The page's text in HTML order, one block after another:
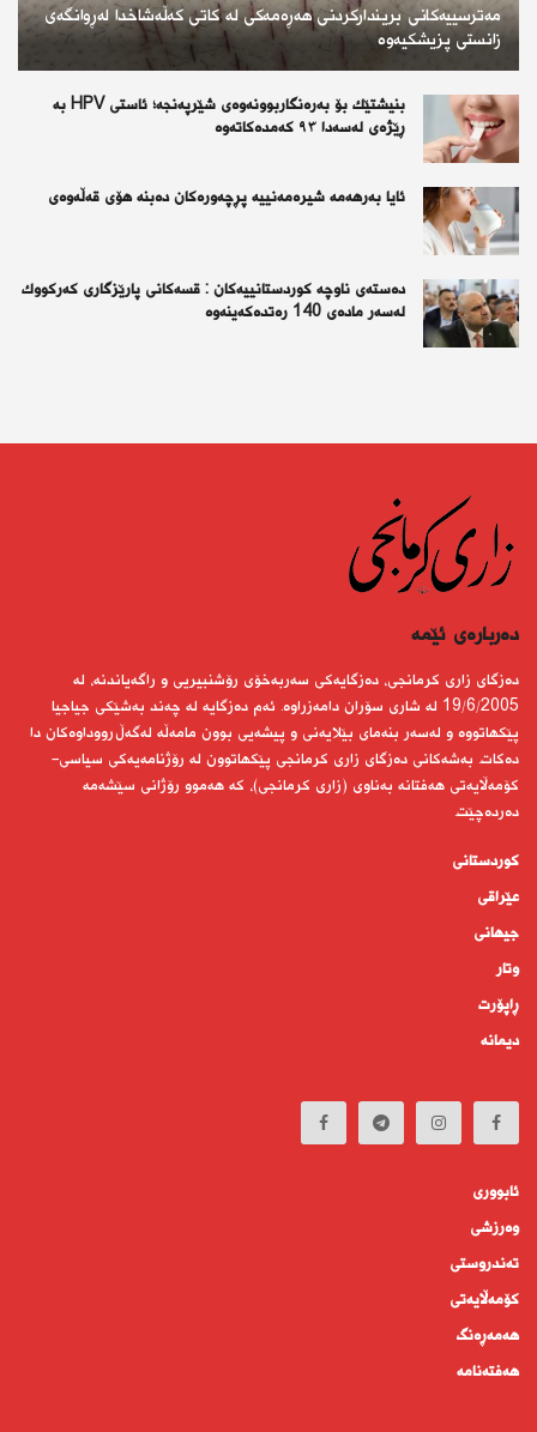
مەترسییەکانی بریندارکردنی هەڕەمەکی لە کاتی کەڵەشاخدا لەڕوانگەی
زانستی پزیشکیەوە
بنیشتێك بۆ بەرەنگاربوونەوەی شێرپەنجە؛ ئاستی HPV بە
ڕێژەی لەسەدا ٩٣ كەمدەكاتەوە
ئايا به‌رهه‌مه‌ شيره‌مه‌نييه‌ پڕچه‌وره‌كان ده‌بنه‌ هۆى قه‌ڵه‌وه‌ى
دەستەی ناوچە كوردستانییەكان : قسەكانی پارێزگاری كەركووك
لەسەر مادەی 140 رەتدەكەینەوە
دەربارەى ئێمە
دەزگای زاری كرمانجی، دەزگایەكی سەربەخۆی رۆشنبیریی و راگەیاندنە، لە
19/6/2005 لە شاری سۆران دامەزراوە. ئەم دەزگایە لە چەند بەشێكی جیاجیا
پێكهاتووە و لەسەر بنەمای بێلایەنی و پیشەیی بوون مامەڵە لەگەڵ رووداوەكان دا
دەكات. بەشەكانی دەزگای زاری كرمانجی پێكهاتوون لە رۆژنامەیەكی سیاسی-
كۆمەڵایەتی هەفتانە بەناوی (زاری كرمانجی)، كە هەموو رۆژانی سێشەمە
دەردەچێت.
کوردستانى
عێراقی
جیهانى
وتار
ڕاپۆرت
دیمانە
ئابوورى
وەرزشی
تەندروستى
كۆمه‌ڵايه‌تى
هەمەڕەنگ
هەفتەنامە